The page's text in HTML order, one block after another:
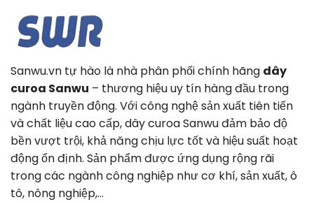
Sanwu.vn tự hào là nhà phân phối chính hãng dây
curoa Sanwu – thương hiệu uy tín hàng đầu trong
ngành truyền động. Với công nghệ sản xuất tiên tiến
và chất liệu cao cấp, dây curoa Sanwu đảm bảo độ
bền vượt trội, khả năng chịu lực tốt và hiệu suất hoạt
động ổn định. Sản phẩm được ứng dụng rộng rãi
trong các ngành công nghiệp như cơ khí, sản xuất, ô
tô, nông nghiệp,…